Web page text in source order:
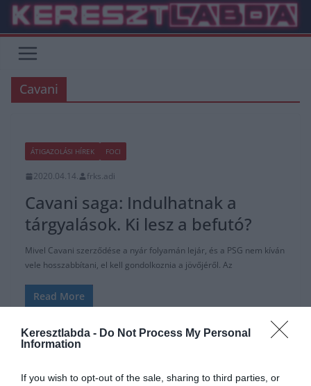
Keresztlabda - Do Not Process My Personal
Information
If you wish to opt-out of the sale, sharing to third parties, or
Skip
content
Cavani
ÁTIGAZOLÁSI HÍREK FOCI
2020.04.14. frks.adi
Cavani saga: Indulhatnak a
tárgyalások. Ki lesz a befutó?
Mivel Cavani szerződése a nyár folyamán lejár, és a PSG nem kíván
vele hosszabbítani, el kell gondolkoznia a jövőjéről. Az
Read More
ATLETICO MADRID LA LIGA